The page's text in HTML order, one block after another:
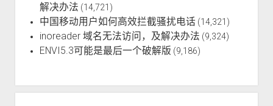
解决办法 (14,721)
中国移动用户如何高效拦截骚扰电话 (14,321)
inoreader 域名无法访问，及解决办法 (9,324)
ENVI5.3可能是最后一个破解版 (9,186)